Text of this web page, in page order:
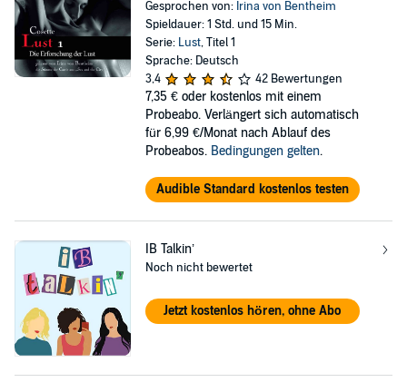
Gesprochen von: Irina von Bentheim
Spieldauer: 1 Std. und 15 Min.
Serie: Lust, Titel 1
Sprache: Deutsch
3,4
42 Bewertungen
7,35 € oder kostenlos mit einem
Probeabo. Verlängert sich automatisch
für 6,99 €/Monat nach Ablauf des
Probeabos. Bedingungen gelten.
Audible Standard kostenlos testen
IB Talkin’
Noch nicht bewertet
Jetzt kostenlos hören, ohne Abo